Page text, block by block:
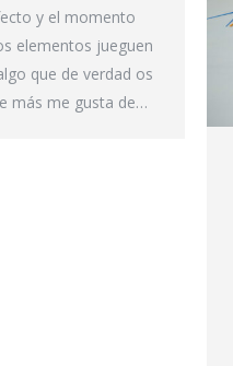
y el momento
elementos jueguen
que de verdad os
más me gusta de…